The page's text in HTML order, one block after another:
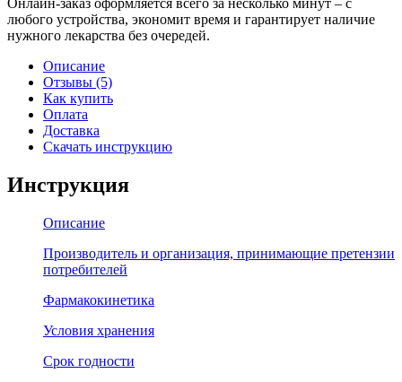
любого устройства, экономит время и гарантирует наличие
нужного лекарства без очередей.
Описание
Отзывы (5)
Как купить
Оплата
Доставка
Скачать инструкцию
Инструкция
Описание
Производитель и организация, принимающие претензии
потребителей
Фармакокинетика
Условия хранения
Срок годности